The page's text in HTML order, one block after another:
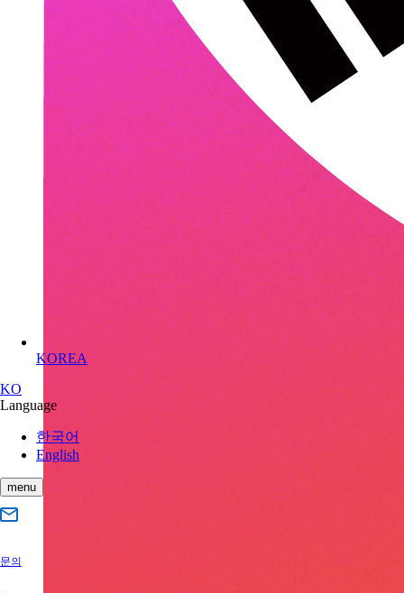
KOREA
KO
Language
한국어
English
menu
문의